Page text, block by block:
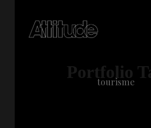
Portfolio
tourisme